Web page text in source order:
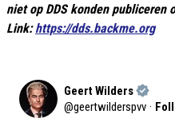
niet op DDS konden publiceren
Link:https://dds.backme.org
Geert Wilders
@geertwilderspvv ·